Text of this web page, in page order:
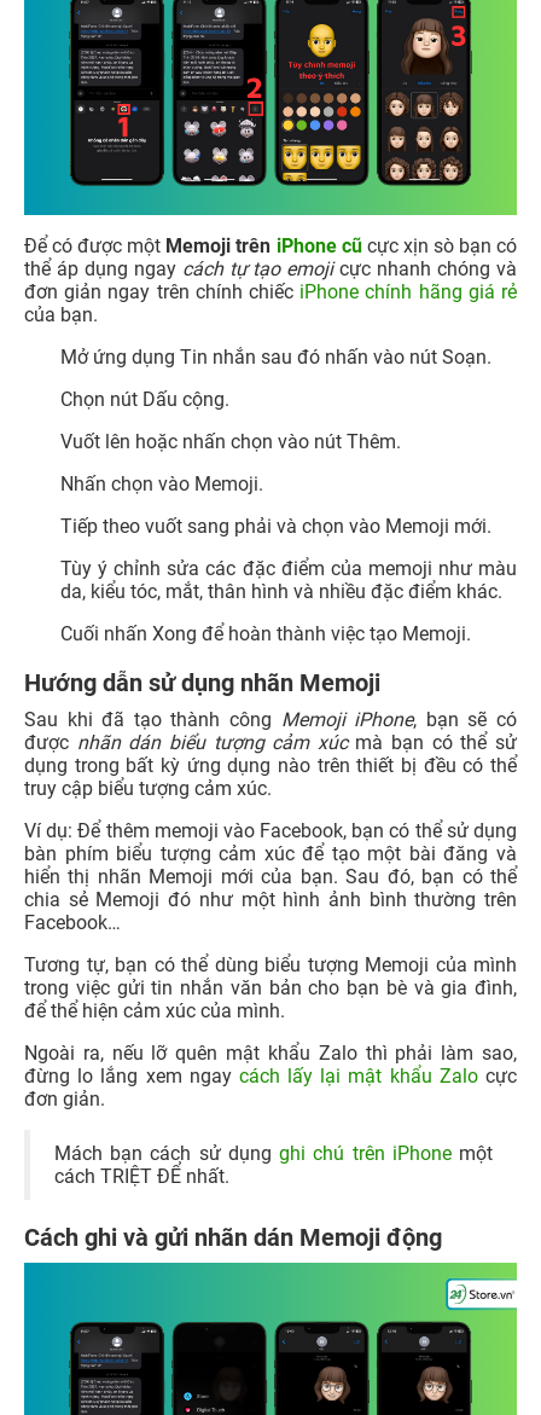
Để có được một Memoji trên iPhone cũcực xịn sò bạn có
thể áp dụng ngay cách tự tạo emojicực nhanh chóng và
đơn giản ngay trên chính chiếc iPhone chính hãng giá rẻ
của bạn.
Mở ứng dụng Tin nhắn sau đó nhấn vào nút Soạn.
Chọn nút Dấu cộng.
Vuốt lên hoặc nhấn chọn vào nút Thêm.
Nhấn chọn vào Memoji.
Tiếp theo vuốt sang phải và chọn vào Memoji mới.
Tùy ý chỉnh sửa các đặc điểm của memoji như màu
da, kiểu tóc, mắt, thân hình và nhiều đặc điểm khác.
Cuối nhấn Xong để hoàn thành việc tạo Memoji.
Hướng dẫn sử dụng nhãn Memoji
Sau khi đã tạo thành công Memoji iPhone, bạn sẽ có
được nhãn dán biểu tượng cảm xúcmà bạn có thể sử
dụng trong bất kỳ ứng dụng nào trên thiết bị đều có thể
truy cập biểu tượng cảm xúc.
Ví dụ: Để thêm memoji vào Facebook, bạn có thể sử dụng
bàn phím biểu tượng cảm xúc để tạo một bài đăng và
hiển thị nhãn Memoji mới của bạn. Sau đó, bạn có thể
chia sẻ Memoji đó như một hình ảnh bình thường trên
Facebook…
Tương tự, bạn có thể dùng biểu tượng Memoji của mình
trong việc gửi tin nhắn văn bản cho bạn bè và gia đình,
để thể hiện cảm xúc của mình.
Ngoài ra, nếu lỡ quên mật khẩu Zalo thì phải làm sao,
đừng lo lắng xem ngay cách lấy lại mật khẩu Zalocực
đơn giản.
Mách bạn cách sử dụngghi chú trên iPhonemột
cách TRIỆT ĐỂ nhất.
Cách ghi và gửi nhãn dán Memoji động